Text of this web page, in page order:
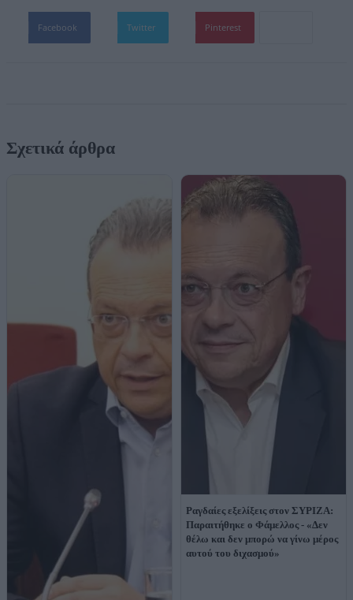
Facebook Twitter Pinterest
Σχετικά άρθρα
Ραγδαίες εξελίξεις στον ΣΥΡΙΖΑ:
Παραιτήθηκε ο Φάμελλος - «Δεν
θέλω και δεν μπορώ να γίνω μέρος
αυτού του διχασμού»